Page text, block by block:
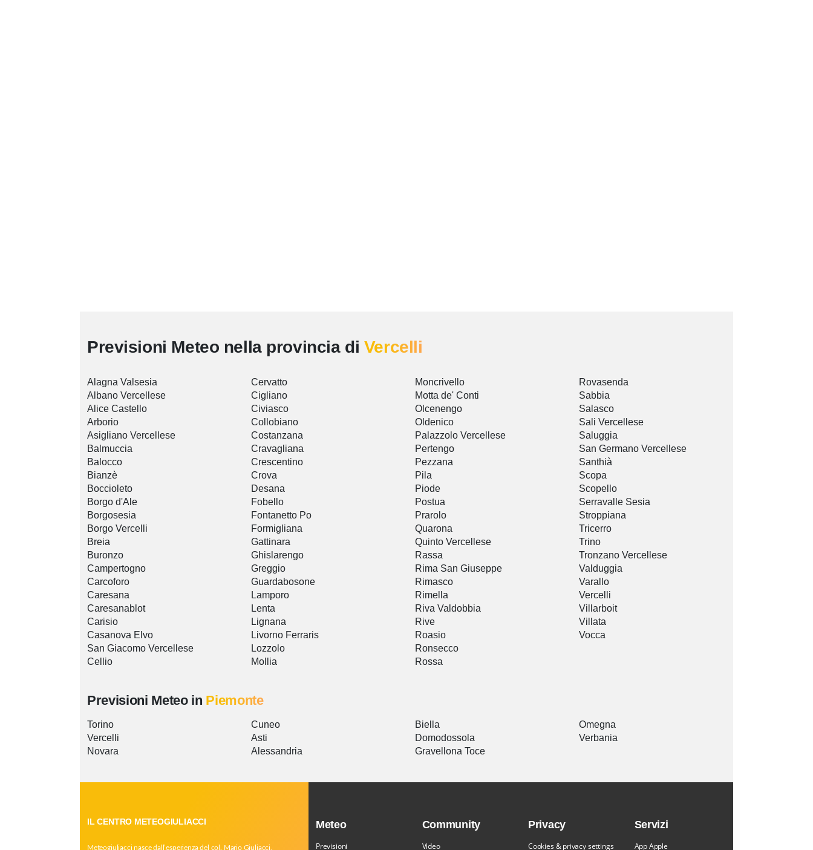
Previsioni Meteo nella provincia di Vercelli
Alagna Valsesia
Albano Vercellese
Alice Castello
Arborio
Asigliano Vercellese
Balmuccia
Balocco
Bianzè
Boccioleto
Borgo d'Ale
Borgosesia
Borgo Vercelli
Breia
Buronzo
Campertogno
Carcoforo
Caresana
Caresanablot
Carisio
Casanova Elvo
San Giacomo Vercellese
Cellio
Cervatto
Cigliano
Civiasco
Collobiano
Costanzana
Cravagliana
Crescentino
Crova
Desana
Fobello
Fontanetto Po
Formigliana
Gattinara
Ghislarengo
Greggio
Guardabosone
Lamporo
Lenta
Lignana
Livorno Ferraris
Lozzolo
Mollia
Moncrivello
Motta de' Conti
Olcenengo
Oldenico
Palazzolo Vercellese
Pertengo
Pezzana
Pila
Piode
Postua
Prarolo
Quarona
Quinto Vercellese
Rassa
Rima San Giuseppe
Rimasco
Rimella
Riva Valdobbia
Rive
Roasio
Ronsecco
Rossa
Rovasenda
Sabbia
Salasco
Sali Vercellese
Saluggia
San Germano Vercellese
Santhià
Scopa
Scopello
Serravalle Sesia
Stroppiana
Tricerro
Trino
Tronzano Vercellese
Valduggia
Varallo
Vercelli
Villarboit
Villata
Vocca
Previsioni Meteo in Piemonte
Torino
Vercelli
Novara
Cuneo
Asti
Alessandria
Biella
Domodossola
Gravellona Toce
Omegna
Verbania
IL CENTRO METEOGIULIACCI
Meteogiuliacci nasce dall’esperienza del col. Mario Giuliacci,
Meteo
Previsioni
Community
Video
Privacy
Cookies & privacy settings
Servizi
App Apple